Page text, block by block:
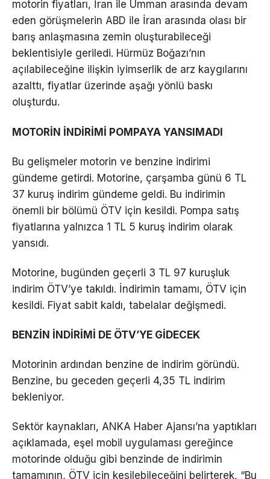
motorin fiyatları, İran ile Umman arasında devam
eden görüşmelerin ABD ile İran arasında olası bir
barış anlaşmasına zemin oluşturabileceği
beklentisiyle geriledi. Hürmüz Boğazı’nın
açılabileceğine ilişkin iyimserlik de arz kaygılarını
azalttı, fiyatlar üzerinde aşağı yönlü baskı
oluşturdu.
MOTORİN İNDİRİMİ POMPAYA YANSIMADI
Bu gelişmeler motorin ve benzine indirimi
gündeme getirdi. Motorine, çarşamba günü 6 TL
37 kuruş indirim gündeme geldi. Bu indirimin
önemli bir bölümü ÖTV için kesildi. Pompa satış
fiyatlarına yalnızca 1 TL 5 kuruş indirim olarak
yansıdı.
Motorine, bugünden geçerli 3 TL 97 kuruşluk
indirim ÖTV’ye takıldı. İndirimin tamamı, ÖTV için
kesildi. Fiyat sabit kaldı, tabelalar değişmedi.
BENZİN İNDİRİMİ DE ÖTV’YE GİDECEK
Motorinin ardından benzine de indirim göründü.
Benzine, bu geceden geçerli 4,35 TL indirim
bekleniyor.
Sektör kaynakları, ANKA Haber Ajansı’na yaptıkları
açıklamada, eşel mobil uygulaması gereğince
motorinde olduğu gibi benzinde de indirimin
tamamının, ÖTV için kesilebileceğini belirterek, “Bu